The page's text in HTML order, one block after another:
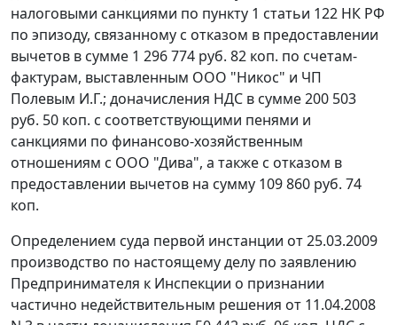
налоговыми санкциями по пункту 1 статьи 122 НК РФ
по эпизоду, связанному с отказом в предоставлении
вычетов в сумме 1 296 774 руб. 82 коп. по счетам-
фактурам, выставленным ООО "Никос" и ЧП
Полевым И.Г.; доначисления НДС в сумме 200 503
руб. 50 коп. с соответствующими пенями и
санкциями по финансово-хозяйственным
отношениям с ООО "Дива", а также с отказом в
предоставлении вычетов на сумму 109 860 руб. 74
коп.
Определением суда первой инстанции от 25.03.2009
производство по настоящему делу по заявлению
Предпринимателя к Инспекции о признании
частично недействительным решения от 11.04.2008